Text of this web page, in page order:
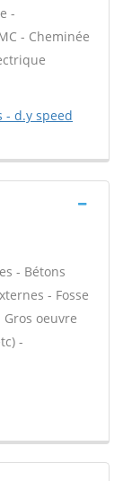
-
- Cheminée
- d.y speed
- Bétons
- Fosse
oeuvre
-